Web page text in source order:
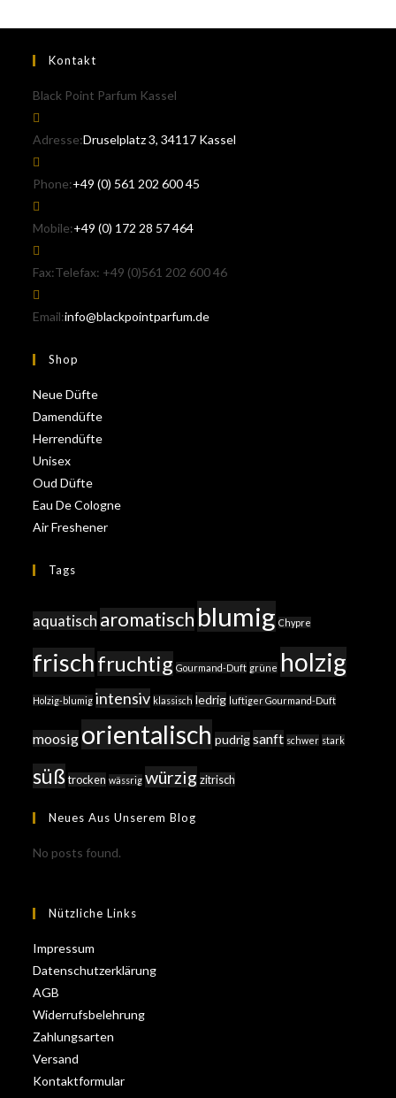
Kontakt
Black Point Parfum Kassel
Adresse:Druselplatz 3, 34117 Kassel
Phone:+49 (0) 561 202 600 45
Mobile:+49 (0) 172 28 57 464
Fax:Telefax: +49 (0)561 202 600 46
Email:info@blackpointparfum.de
Shop
Neue Düfte
Damendüfte
Herrendüfte
Unisex
Oud Düfte
Eau De Cologne
Air Freshener
Tags
aquatisch aromatisch blumig Chypre
frischfruchtig Gourmand-Duft grüne holzig
Holzig-blumig intensiv klassisch ledrig luftiger Gourmand-Duft
moosig orientalisch pudrig sanft schwer stark
süß trocken wässrig würzig zitrisch
Neues Aus Unserem Blog
No posts found.
Nützliche Links
Impressum
Datenschutzerklärung
AGB
Widerrufsbelehrung
Zahlungsarten
Versand
Kontaktformular